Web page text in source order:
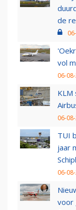
de
vol
06-
06-
TUI
jaar
06-
voor